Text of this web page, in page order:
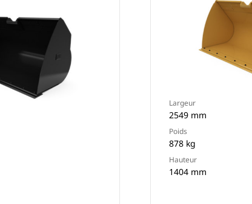
Largeur
2549 mm
Poids
878 kg
Hauteur
1404 mm